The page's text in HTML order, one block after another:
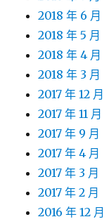
2018 年 6 月
2018 年 5 月
2018 年 4 月
2018 年 3 月
2017 年 12 月
2017 年 11 月
2017 年 9 月
2017 年 4 月
2017 年 3 月
2017 年 2 月
2016 年 12 月